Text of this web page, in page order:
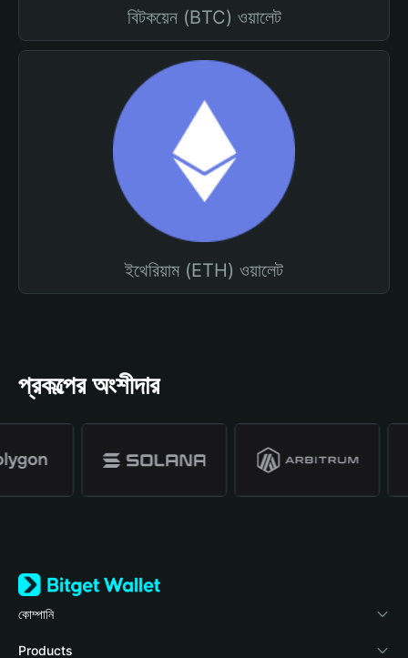
বিটকয়েন (BTC) ওয়ালেট
ইথেরিয়াম (ETH) ওয়ালেট
প্রকল্পের অংশীদার
কোম্পানি
Bitget Wallet সম্পর্কে
Products